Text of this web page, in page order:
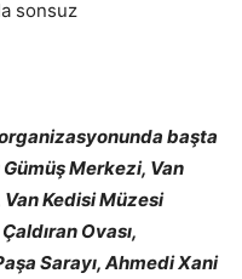
sonsuz
başta
Merkezi, Van
Van Kedisi Müzesi
Ovası,
Sarayı, Ahmedi Xani